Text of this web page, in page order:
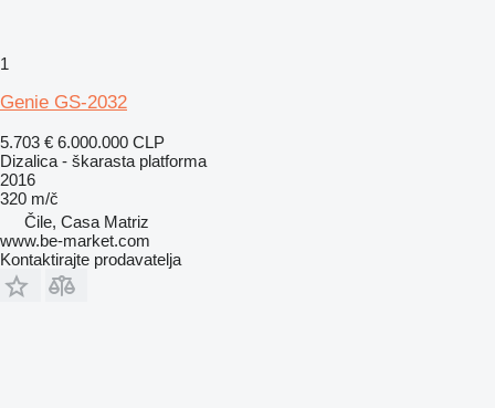
1
Genie GS-2032
5.703 € 6.000.000 CLP
Dizalica - škarasta platforma
2016
320 m/č
Čile, Casa Matriz
www.be-market.com
Kontaktirajte prodavatelja